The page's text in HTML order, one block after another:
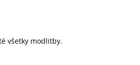
všetky modlitby.